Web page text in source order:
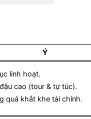
Ý
linh hoạt.
cao (tour & tự túc).
quá khắt khe tài chính.